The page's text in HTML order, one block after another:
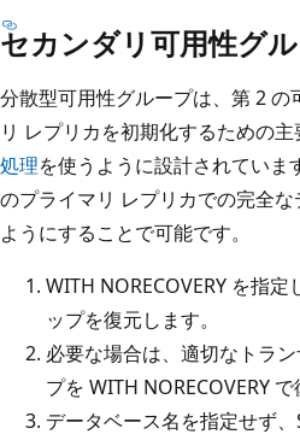
セカンダリ可用性グ
分散型可用性グループは、第 2 の
リ レプリカを初期化するための
処理を使うように設計されていま
のプライマリ レプリカでの完全
ようにすることで可能です。
WITH NORECOVERY を指
ップを復元します。
必要な場合は、適切なトラ
プを WITH NORECOVERY で
データベース名を指定せず